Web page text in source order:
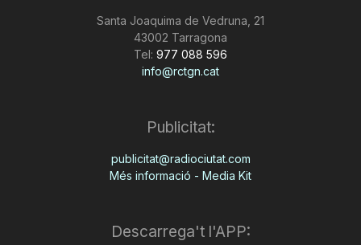
Santa Joaquima de Vedruna, 21
43002 Tarragona
Tel: 977 088 596
info@rctgn.cat
Publicitat:
publicitat@radiociutat.com
Més informació - Media Kit
Descarrega't l'APP: